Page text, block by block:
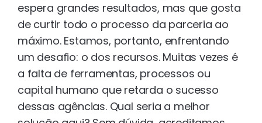
espera grandes resultados, mas que gosta
de curtir todo o processo da parceria ao
máximo. Estamos, portanto, enfrentando
um desafio: o dos recursos. Muitas vezes é
a falta de ferramentas, processos ou
capital humano que retarda o sucesso
dessas agências. Qual seria a melhor